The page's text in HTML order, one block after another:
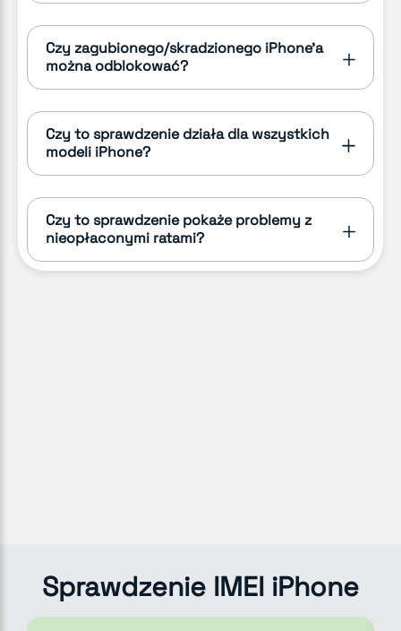
Czy zagubionego/skradzionego iPhone'a
można odblokować?
Czy to sprawdzenie działa dla wszystkich
modeli iPhone?
Czy to sprawdzenie pokaże problemy z
nieopłaconymi ratami?
Sprawdzenie IMEI iPhone